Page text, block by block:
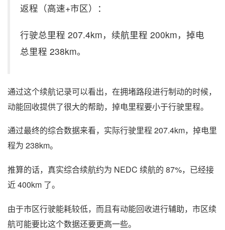
返程（高速+市区）：
行驶总里程 207.4km，续航里程 200km，掉电
总里程 238km。
通过这个续航记录可以看出，在拥堵路段进行制动的时候，
动能回收提供了很大的帮助，掉电里程要小于行驶里程。
通过最终的综合数据来看，实际行驶里程 207.4km，掉电里
程为 238km。
推算的话，真实综合续航约为 NEDC 续航的 87%，已经接
近 400km 了。
由于市区行驶能耗较低，而且有动能回收进行辅助，市区续
航可能要比这个数据还要更高一些。